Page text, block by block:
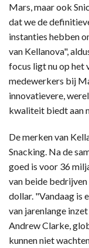
Mars, maar ook
dat we de
instanties hebben
van Kellanova",
focus ligt nu op het
medewerkers bij
innovatievere,
kwaliteit biedt aan
De merken van
Snacking. Na de
goed is voor 36
van beide
dollar. "Vandaag is
van jarenlange
Andrew Clarke,
kunnen niet